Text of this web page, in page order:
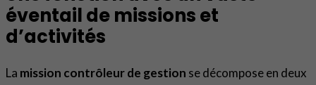
éventail de missions et
d’activités
La mission contrôleur de gestion se décompose en deux